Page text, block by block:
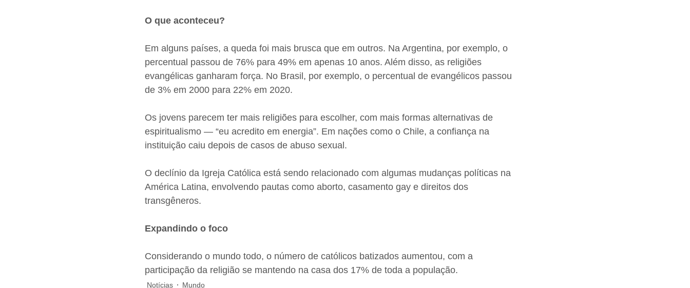
O que aconteceu?
Em alguns países, a queda foi mais brusca que em outros. Na Argentina, por exemplo, o
percentual passou de 76% para 49% em apenas 10 anos. Além disso, as religiões
evangélicas ganharam força. No Brasil, por exemplo, o percentual de evangélicos passou
de 3% em 2000 para 22% em 2020.
Os jovens parecem ter mais religiões para escolher, com mais formas alternativas de
espiritualismo — “eu acredito em energia”. Em nações como o Chile, a confiança na
instituição caiu depois de casos de abuso sexual.
O declínio da Igreja Católica está sendo relacionado com algumas mudanças políticas na
América Latina, envolvendo pautas como aborto, casamento gay e direitos dos
transgêneros.
Expandindo o foco
Considerando o mundo todo, o número de católicos batizados aumentou, com a
participação da religião se mantendo na casa dos 17% de toda a população.
Notícias Mundo